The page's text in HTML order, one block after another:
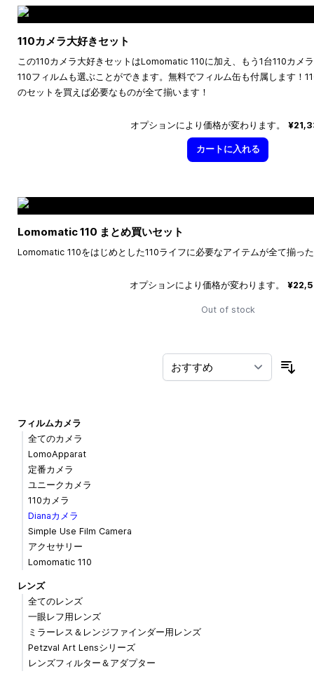
110カメラ大好きセット
この110カメラ大好きセットはLomomatic 110に加え、もう1台110カメ
110フィルムも選ぶことができます。無料でフィルム缶も付属します！
のセットを買えば必要なものが全て揃います！
オプションにより価格が変わります。
カートに入れる
Lomomatic 110 まとめ買いセット
Lomomatic 110をはじめとした110ライフに必要なアイテムが全て揃っ
オプションにより価格が変わります。
Out of stock
フィルムカメラ
全てのカメラ
LomoApparat
定番カメラ
ユニークカメラ
110カメラ
Dianaカメラ
Simple Use Film Camera
アクセサリー
Lomomatic 110
レンズ
全てのレンズ
一眼レフ用レンズ
ミラーレス＆レンジファインダー用レンズ
Petzval Art Lensシリーズ
レンズフィルター＆アダプター